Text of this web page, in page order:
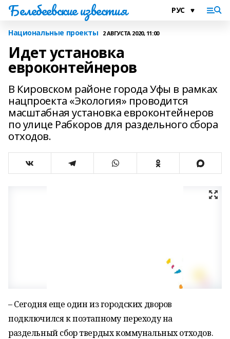
Белебеевские известия
Национальные проекты 2 АВГУСТА 2020, 11:00
Идет установка
евроконтейнеров
В Кировском районе города Уфы в рамках
нацпроекта «Экология» проводится
масштабная установка евроконтейнеров
по улице Рабкоров для раздельного сбора
отходов.
– Сегодня еще один из городских дворов
подключился к поэтапному переходу на
раздельный сбор твердых коммунальных отходов.